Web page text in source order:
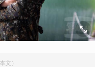
文）